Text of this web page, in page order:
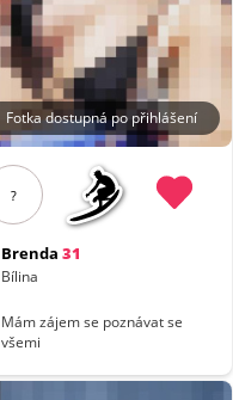
Fotka dostupná po přihlášení
?
Brenda 31
Bílina
Mám zájem se poznávat se
všemi